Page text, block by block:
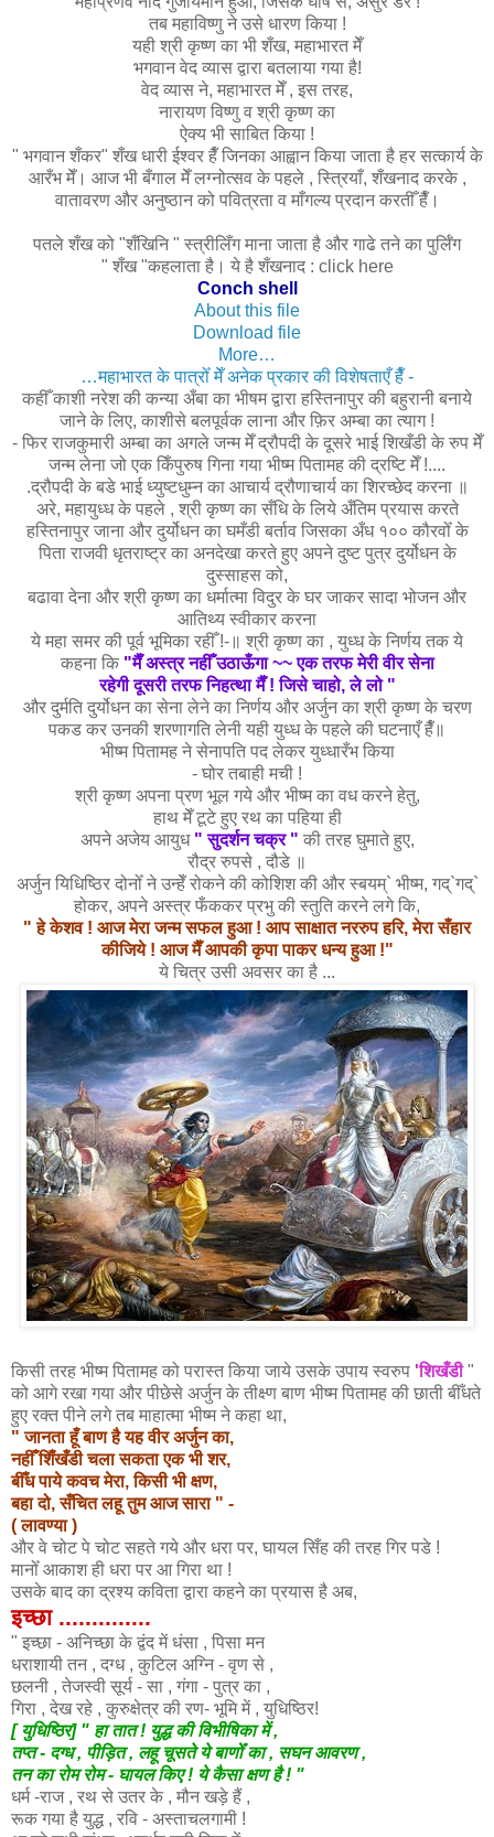
तब महाविष्णु ने उसे धारण किया !
यही श्री कृष्ण का भी शँख, महाभारत मेँ
भगवान वेद व्यास द्वारा बतलाया गया है!
वेद व्यास ने, महाभारत मेँ , इस तरह,
नारायण विष्णु व श्री कृष्ण का
ऐक्य भी साबित किया !
" भगवान शँकर" शँख धारी ईश्वर हैँ जिनका आह्वान किया जाता है हर सत्कार्य के
आरँभ मेँ। आज भी बँगाल मेँ लग्नोत्सव के पहले , स्त्रियाँ, शँखनाद करके ,
वातावरण और अनुष्ठान को पवित्रता व माँगल्य प्रदान करतीँ हैँ।
पतले शँख को "शँखिनि " स्त्रीलिँग माना जाता है और गाढे तने का पुर्लिँग
" शँख "कहलाता है। ये है शँखनाद : click here
Conch shell
About this file
Download file
More…
…महाभारत के पात्रोँ मेँ अनेक प्रकार की विशेषताएँ हैँ -
कहीँ काशी नरेश की कन्या अँबा का भीषम द्वारा हस्तिनापुर की बहुरानी बनाये
जाने के लिए, काशीसे बलपूर्वक लाना और फ़िर अम्बा का त्याग !
- फिर राजकुमारी अम्बा का अगले जन्म मेँ द्रौपदी के दूसरे भाई शिखँडी के रुप मेँ
जन्म लेना जो एक किँपुरुष गिना गया भीष्म पितामह की द्रष्टि मेँ !....
.द्रौपदी के बडे भाई ध्युष्टधुम्न का आचार्य द्रौणाचार्य का शिरच्छेद करना ॥
अरे, महायुध्ध के पहले , श्री कृष्ण का सँधि के लिये अँतिम प्रयास करते
हस्तिनापुर जाना और दुर्योधन का घमँडी बर्ताव जिसका अँध १०० कौरवोँ के
पिता राजवी धृतराष्ट्र का अनदेखा करते हुए अपने दुष्ट पुत्र दुर्योधन के
दुस्साहस को,
बढावा देना और श्री कृष्ण का धर्मात्मा विदुर के घर जाकर सादा भोजन और
आतिथ्य स्वीकार करना
ये महा समर की पूर्व भूमिका रहीँ !-॥ श्री कृष्ण का , युध्ध के निर्णय तक ये
कहना कि "मैँ अस्त्र नहीँ उठाऊँगा ~~ एक तरफ मेरी वीर सेना
रहेगी दूसरी तरफ निहत्था मैँ ! जिसे चाहो, ले लो "
और दुर्मति दुर्योधन का सेना लेने का निर्णय और अर्जुन का श्री कृष्ण के चरण
पकड कर उनकी शरणागति लेनी यही युध्ध के पहले की घटनाएँ हैँ॥
भीष्म पितामह ने सेनापति पद लेकर युध्धारँभ किया
- घोर तबाही मची !
श्री कृष्ण अपना प्रण भूल गये और भीष्म का वध करने हेतु,
हाथ मेँ टूटे हुए रथ का पहिया ही
अपने अजेय आयुध " सुदर्शन चक्र " की तरह घुमाते हुए,
रौद्र रुपसे , दौडे ॥
अर्जुन यिधिष्ठिर दोनोँ ने उन्हेँ रोकने की कोशिश की और स्बयम्` भीष्म, गद्`गद्`
होकर, अपने अस्त्र फँककर प्रभु की स्तुति करने लगे कि,
" हे केशव ! आज मेरा जन्म सफल हुआ ! आप साक्षात नररुप हरि, मेरा सँहार
कीजिये ! आज मैँ आपकी कृपा पाकर धन्य हुआ !"
ये चित्र उसी अवसर का है ...
किसी तरह भीष्म पितामह को परास्त किया जाये उसके उपाय स्वरुप 'शिखँडी"
को आगे रखा गया और पीछेसे अर्जुन के तीक्ष्ण बाण भीष्म पितामह की छाती बीँधते
हुए रक्त पीने लगे तब माहात्मा भीष्म ने कहा था,
" जानता हूँ बाण है यह वीर अर्जुन का,
नहीँ शिँखँडी चला सकता एक भी शर,
बीँध पाये कवच मेरा, किसी भी क्षण,
बहा दो, सँचित लहू तुम आज सारा " -
( लावण्या )
और वे चोट पे चोट सहते गये और धरा पर, घायल सिँह की तरह गिर पडे !
मानोँ आकाश ही धरा पर आ गिरा था !
उसके बाद का द्रश्य कविता द्वारा कहने का प्रयास है अब,
इच्छा ..............
" इच्छा - अनिच्छा के द्वंद में धंसा , पिसा मन
धराशायी तन , दग्ध , कुटिल अग्नि - वृण से ,
छलनी , तेजस्वी सूर्य - सा , गंगा - पुत्र का ,
गिरा , देख रहे , कुरुक्षेत्र की रण- भूमि में , युधिष्ठिर!
[ युधिष्ठिर] " हा तात ! युद्ध की विभीषिका में ,
तप्त - दग्ध , पीड़ित , लहू चूसते ये बाणोँ का , सघन आवरण ,
तन का रोम रोम - घायल किए ! ये कैसा क्षण है ! "
धर्म-राज , रथ से उतर के , मौन खड़े हैं ,
रूक गया है युद्ध , रवि - अस्ताचलगामी !